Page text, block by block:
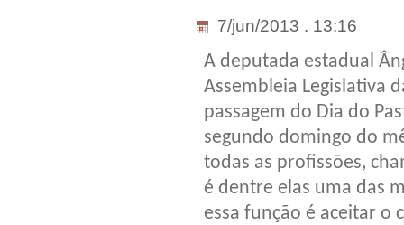
7/jun/2013 . 13:16
A deputada estadual
Assembleia Legislativa
passagem do Dia do
segundo domingo do
todas as profissões,
é dentre elas uma das
essa função é aceitar o